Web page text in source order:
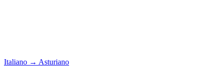
Italiano → Asturiano